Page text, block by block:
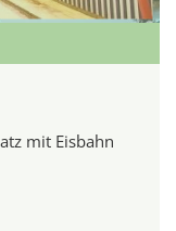
mit Eisbahn